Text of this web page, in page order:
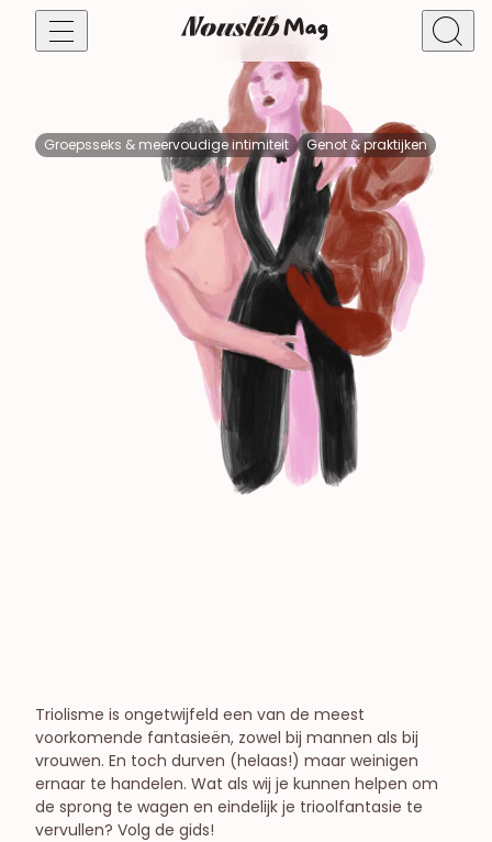
Diversiteit, cultuur & samenleving
Feminisme
Genot & praktijken
BDSM
Candaulisme
Fantasie
Voorspel
Libertinage
Verkenning
Sekspeeltjes & toys
Groepsseks & meervoudige intimiteit
Seksueel welzijn & intieme gezondheid
Seksueel welzijn
Mannelijke seksualiteit
Verleiding, daten & relaties
Open relaties
Triolisme: de ultieme gids
Groepsseks & meervoudige intimiteit
Genot & praktijken
Triolisme is ongetwijfeld een van de meest
voorkomende fantasieën, zowel bij mannen als bij
vrouwen. En toch durven (helaas!) maar weinigen
ernaar te handelen. Wat als wij je kunnen helpen om
de sprong te wagen en eindelijk je trioolfantasie te
vervullen? Volg de gids!